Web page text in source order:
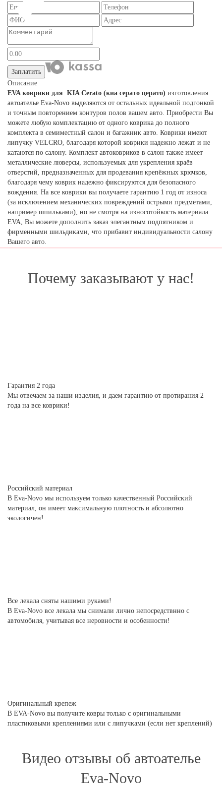
Заплатить
Описание
EVA коврики для KIA Сerato (киа серато церато) изготовления
автоателье Eva-Novo выделяются от остальных идеальной подгонкой
и точным повторением контуров полов вашем авто. Приобрести Вы
можете любую комплектацию от одного коврика до полного
комплекта в семиместный салон и багажник авто. Коврики имеют
липучку VELCRO, благодаря которой коврики надежно лежат и не
катаются по салону. Комплект автоковриков в салон также имеет
металлические люверсы, используемых для укрепления краёв
отверстий, предназначенных для продевания крепёжных крючков,
благодаря чему коврик надежно фиксируются для безопасного
вождения. На все коврики вы получаете гарантию 1 год от износа
(за исключением механических повреждений острыми предметами,
например шпильками), но не смотря на износотойкость материала
EVA, Вы можете дополнить заказ элегантным подпятником и
фирменными шильдиками, что прибавит индивидуальности салону
Вашего авто.
Почему заказывают у нас!
Гарантия 2 года
Мы отвечаем за наши изделия, и даем гарантию от протирания 2
года на все коврики!
Российский материал
В Eva-Novo мы используем только качественный Российский
материал, он имеет максимальную плотность и абсолютно
экологичен!
Все лекала сняты нашими руками!
В Eva-Novo все лекала мы снимали лично непосредствнно с
автомобиля, учитывая все неровности и особенности!
Оригинальный крепеж
В EVA-Novo вы получите ковры только с оригинальными
пластиковыми креплениями или с липучками (если нет креплений)
Видео отзывы об автоателье
Eva-Novo